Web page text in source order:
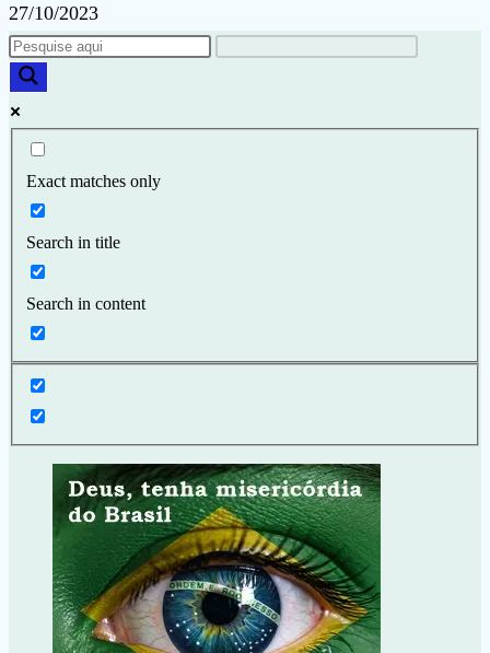
27/10/2023
Exact matches only
Search in title
Search in content